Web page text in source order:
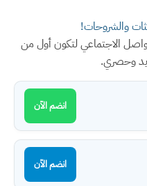
والشروحات!
الاجتماعي لتكون أول من
وحصري.
انضم الآن
انضم الآن